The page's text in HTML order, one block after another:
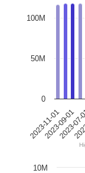
2023-11-01
2023-09-01
2023-
0
50M
100M
10M